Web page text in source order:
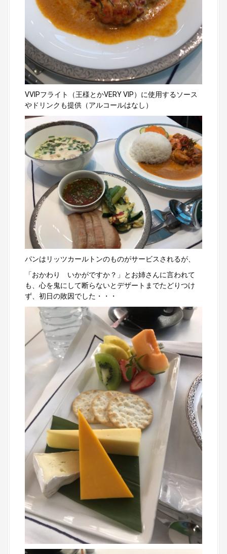
VVIPフライト（王様とかVERY VIP）に使用するソース
やドリンクも提供（アルコールはなし）
パンはリッツカールトンのものがサービスされるが、
「おかわり いかがですか？」とお姉さんに言われて
も、心を鬼にして断らないとデザートまでたどりつけ
ず、初日の敗因でした・・・